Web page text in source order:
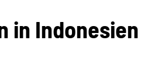
in Indonesien